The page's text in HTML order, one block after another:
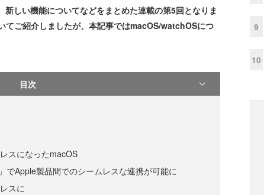
しい機能についてなどをまとめた連載の第5回となりま
てご紹介しましたが、本記事ではmacOS/watchOSにつ
目次
スになったmacOS
でApple製品間でのシームレスな連携が可能に
スに
9
10